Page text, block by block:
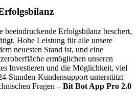
beeindruckende Erfolgsbilanz beschert,
Hohe Leistung für alle unsere
neuesten Stand ist, und eine
ermöglichen unseren
Investieren und die Möglichkeit, viel
Stunden-Kundensupport unterstützt
Fragen – Bit Bot App Pro 2.0